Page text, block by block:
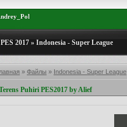
2017 » Indonesia - Super League
» Файлы » Indonesia - Super League
Puhiri PES2017 by Alief